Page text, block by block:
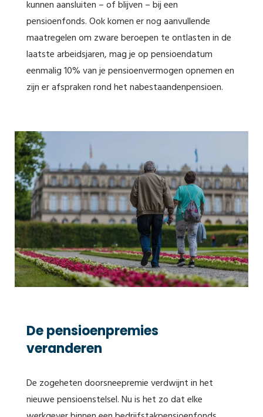
kunnen aansluiten – of blijven – bij een
pensioenfonds. Ook komen er nog aanvullende
maatregelen om zware beroepen te ontlasten in de
laatste arbeidsjaren, mag je op pensioendatum
eenmalig 10% van je pensioenvermogen opnemen en
zijn er afspraken rond het nabestaandenpensioen.
De pensioenpremies
veranderen
De zogeheten doorsneepremie verdwijnt in het
nieuwe pensioenstelsel. Nu is het zo dat elke